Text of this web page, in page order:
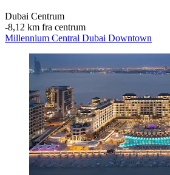
Dubai Centrum
‐8,12 km fra centrum
Millennium Central Dubai Downtown